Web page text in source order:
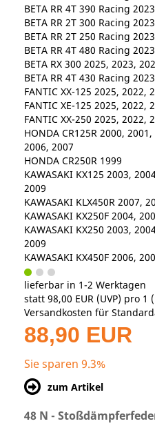
BETA RR 4T 390 Racing
BETA RR 2T 300 Racing
BETA RR 2T 250 Racing
BETA RR 4T 480 Racing
BETA RX 300 2025, 2023,
BETA RR 4T 430 Racing
FANTIC XX-125 2025, 2022,
FANTIC XE-125 2025, 2022,
FANTIC XX-250 2025, 2022,
HONDA CR125R 2000,
2006, 2007
HONDA CR250R 1999
KAWASAKI KX125 2003,
2009
KAWASAKI KLX450R 2007,
KAWASAKI KX250F 2004,
KAWASAKI KX250 2003,
2009
KAWASAKI KX450F 2006,
lieferbar in 1-2 Werktagen
statt 98,00 EUR (UVP) pro 1
Versandkosten für
88,90 EUR
Sie sparen 9.3%
zum Artikel
48 N -